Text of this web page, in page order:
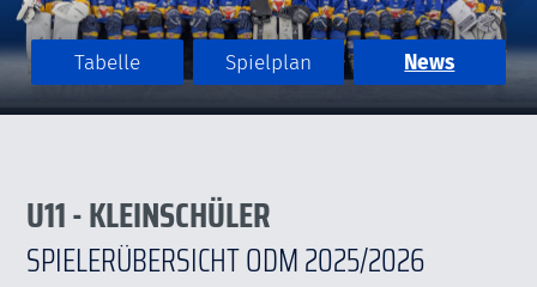
U11 - KLEINSCHÜLER
SPIELERÜBERSICHT ODM 2025/2026
Tabelle Spielplan News